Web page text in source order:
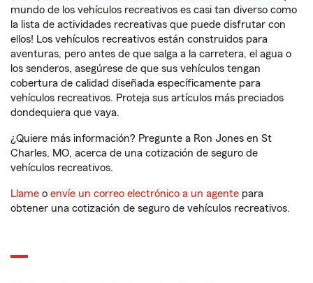
mundo de los vehículos recreativos es casi tan diverso como
la lista de actividades recreativas que puede disfrutar con
ellos! Los vehículos recreativos están construidos para
aventuras, pero antes de que salga a la carretera, el agua o
los senderos, asegúrese de que sus vehículos tengan
cobertura de calidad diseñada específicamente para
vehículos recreativos. Proteja sus artículos más preciados
dondequiera que vaya.
¿Quiere más información? Pregunte a Ron Jones en St
Charles, MO, acerca de una cotización de seguro de
vehículos recreativos.
Llame o envíe un correo electrónico a un agente para
obtener una cotización de seguro de vehículos recreativos.